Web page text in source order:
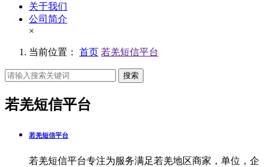
关于我们
公司简介
×
当前位置： 首页 若羌短信平台
搜索
若羌短信平台
若羌短信平台
若羌短信平台专注为服务满足若羌地区商家，单位，企